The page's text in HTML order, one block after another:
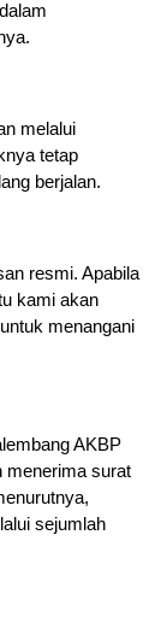
melalui
tetap
berjalan.
resmi. Apabila
kami akan
menangani
AKBP
menerima surat
sejumlah